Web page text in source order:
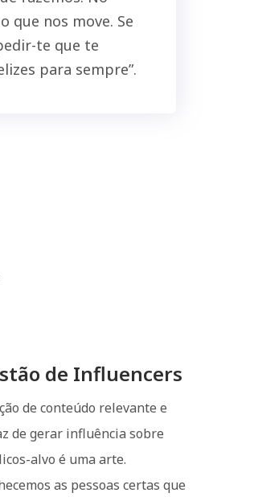
que nos move. Se
te que te
para sempre”.
de Influencers
de conteúdo relevante e
de gerar influência sobre
alvo é uma arte.
as pessoas certas que